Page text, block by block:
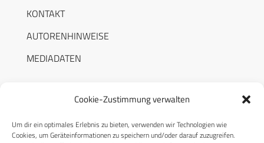
Cookie-Zustimmung verwalten
Um dir ein optimales Erlebnis zu bieten, verwenden wir Technologien wie
Cookies, um Geräteinformationen zu speichern und/oder darauf zuzugreifen.
KONTAKT
AUTORENHINWEISE
MEDIADATEN
RECHTLICHES